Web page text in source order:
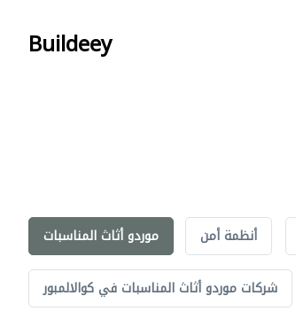
Buildeey
موردو أثاث المناسبات أنظمة أمن
شركات موردو أثاث المناسبات في كوالالمبور